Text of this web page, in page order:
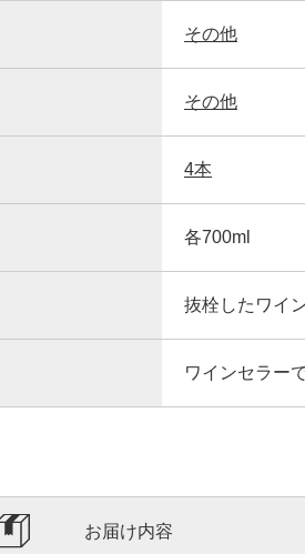
その他
その他
4本
各700ml
抜栓したワイ
ワインセラー
お届け内容